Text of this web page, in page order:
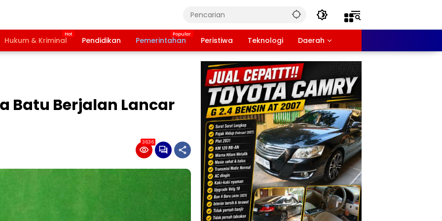
Hukum & Kriminal Pendidikan Pemerintahan Peristiwa Teknologi Daerah
Batu Berjalan Lancar
3636